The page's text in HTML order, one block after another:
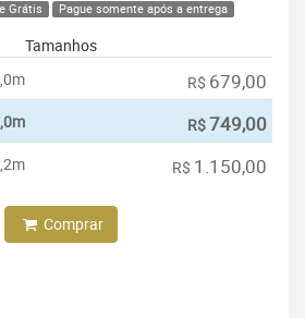
Grátis Pague somente após a entrega
Tamanhos
R$ 679,00
R$749,00
R$ 1.150,00
Comprar